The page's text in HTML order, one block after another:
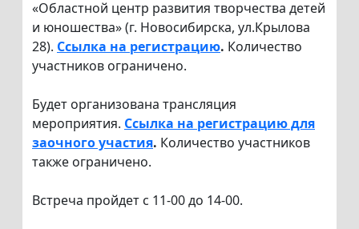
«Областной центр развития творчества детей
и юношества» (г. Новосибирска, ул.Крылова
28). Ссылка на регистрацию. Количество
участников ограничено.
Будет организована трансляция
мероприятия. Ссылка на регистрацию для
заочного участия. Количество участников
также ограничено.
Встреча пройдет с 11-00 до 14-00.